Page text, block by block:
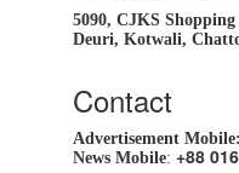
5090, CJKS
Deuri, Kotwali,
Contact
Advertisement Mobile:
News Mobile: +88